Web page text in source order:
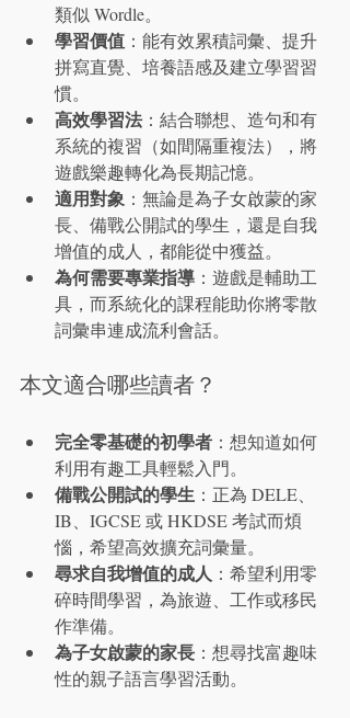
類似 Wordle。
學習價值 ：能有效累積詞彙、提升
拼寫直覺、培養語感及建立學習習
慣。
高效學習法 ：結合聯想、造句和有
系統的複習（如間隔重複法），將
遊戲樂趣轉化為長期記憶。
適用對象 ：無論是為子女啟蒙的家
長、備戰公開試的學生，還是自我
增值的成人，都能從中獲益。
為何需要專業指導 ：遊戲是輔助工
具，而系統化的課程能助你將零散
詞彙串連成流利會話。
本文適合哪些讀者？
完全零基礎的初學者 ：想知道如何
利用有趣工具輕鬆入門。
備戰公開試的學生 ：正為 DELE、
IB、IGCSE 或 HKDSE 考試而煩
惱，希望高效擴充詞彙量。
尋求自我增值的成人 ：希望利用零
碎時間學習，為旅遊、工作或移民
作準備。
為子女啟蒙的家長 ：想尋找富趣味
性的親子語言學習活動。